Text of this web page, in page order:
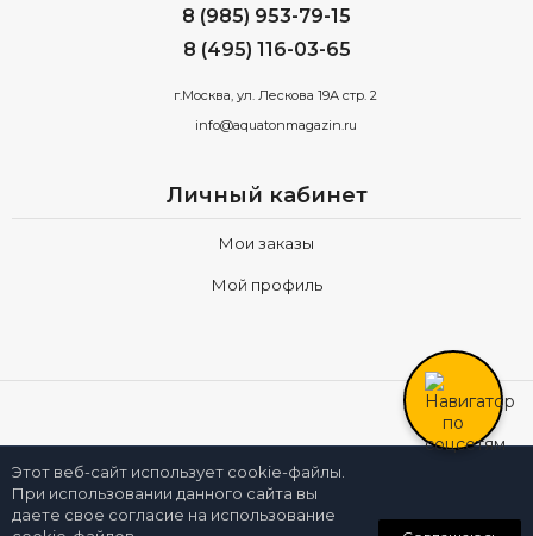
8 (985) 953-79-15
8 (495) 116-03-65
г.Москва, ул. Лескова 19А стр. 2
info@aquatonmagazin.ru
Личный кабинет
Мои заказы
Мой профиль
Все права принадлежат компанииAQUATONMAGAZIN.RU
0
Этот веб-сайт использует cookie-файлы.
При использовании данного сайта вы
даете свое согласие на использование